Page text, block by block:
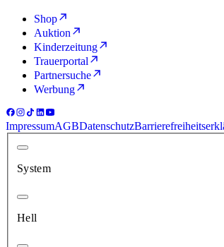
Shop
Auktion
Kinderzeitung
Trauerportal
Partnersuche
Werbung
ImpressumAGBDatenschutz
System
Hell